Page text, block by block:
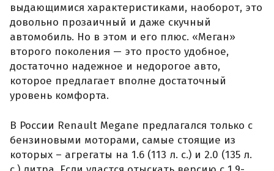
выдающимися характеристиками, наоборот, это
довольно прозаичный и даже скучный
автомобиль. Но в этом и его плюс. «Меган»
второго поколения — это просто удобное,
достаточно надежное и недорогое авто,
которое предлагает вполне достаточный
уровень комфорта.
В России Renault Megane предлагался только с
бензиновыми моторами, самые стоящие из
которых – агрегаты на 1.6 (113 л. с.) и 2.0 (135 л.